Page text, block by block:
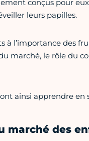
conçus pour
leurs papilles.
à l’importance des
marché, le rôle du
ainsi apprendre en
marché des